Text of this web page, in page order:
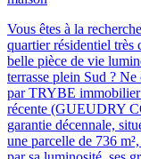
Vous êtes à la
quartier résidentiel très
belle pièce de vie
terrasse plein Sud ?
par TRYBE
récente (GUEUDRY
garantie décennale,
une parcelle de 736